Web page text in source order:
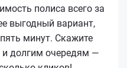
полиса всего за
выгодный вариант,
минут. Скажите
долгим очередям —